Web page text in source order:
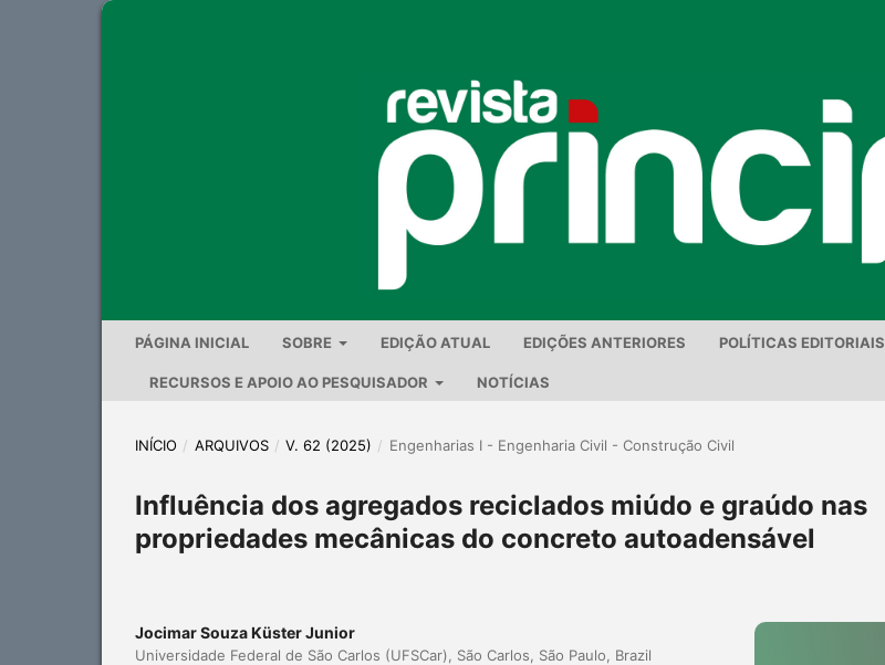
PÁGINA INICIAL SOBRE EDIÇÃO ATUAL EDIÇÕES ANTERIORES POLÍTICAS EDITORIAIS
RECURSOS E APOIO AO PESQUISADOR NOTÍCIAS
INÍCIO / ARQUIVOS / V. 62 (2025) / Engenharias I - Engenharia Civil - Construção Civil
Influência dos agregados reciclados miúdo e graúdo nas
propriedades mecânicas do concreto autoadensável
Jocimar Souza Küster Junior
Universidade Federal de São Carlos (UFSCar), São Carlos, São Paulo, Brazil